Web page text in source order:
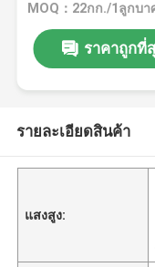
ราคาถูกที่
รายละเอียดสินค้า
แสงสูง: